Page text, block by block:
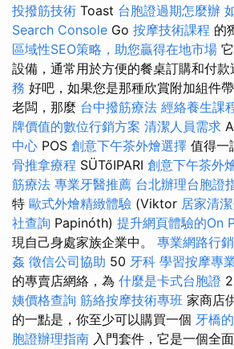
投撥筋技術 Toast 台胞證過期怎麼辦
Search Console Go 按摩技術課程 的
區域性SEO策略，助您贏得在地市場
設備，通常用於方便的餐桌訂購和付款
務 好吧，如果您是那種欣賞附加組件
老闆，那麼 台中撥筋療法 經絡養生課
牌價值的數位行銷方案 清潔人員需求 A
中心 POS 創意下午茶外燴選擇 值得一
骨推拿療程 SÜTőIPARI 創意下午茶外
筋療法 專業牙醫推薦 台北辦理台胞證
特 歐式外燴精緻體驗 (Viktor 居家清
社查詢 Papinóth) 提升網頁體驗的On
現自己身處家族企業中。 專業網路行
姦 徵信公司協助 50 牙科 學習按摩專
的專賣店網絡，為 什麼是卡式台胞證
姨價格查詢 筋絡按摩技術專班 家商店
的一點是，你至少可以購買一個 牙橋
胞證辦理指南 入門套件，它是一個全